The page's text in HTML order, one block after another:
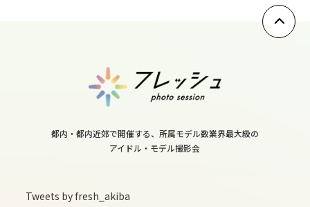
14
都内・都内近郊で開催する、所属モデル数業界最大級の
アイドル・モデル撮影会
Tweets by fresh_akiba